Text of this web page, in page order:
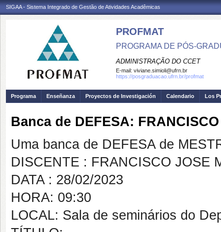
SIGAA - Sistema Integrado de Gestão de Atividades Acadêmicas
PROFMAT
PROGRAMA DE PÓS-
ADMINISTRAÇÃO DO CCET
E-mail: viviane.simioli@ufrn.br
https://posgraduacao.ufrn.br/profmat
Programa Enseñanza Proyectos de Investigación Calendario Los
Banca de DEFESA:
Uma banca de DEFESA de
DISCENTE : FRANCISCO JOSE
DATA : 28/02/2023
HORA: 09:30
LOCAL: Sala de seminários do